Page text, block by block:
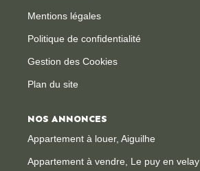
Mentions légales
Politique de confidentialité
Gestion des Cookies
Plan du site
NOS ANNONCES
Appartement à louer, Aiguilhe
Appartement à vendre, Le puy en velay